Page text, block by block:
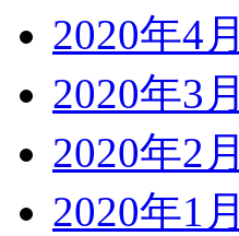
2020年4月
2020年3月
2020年2月
2020年1月